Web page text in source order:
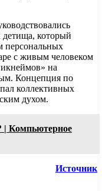
детища, который
персональных
с живым человеком
на
Концепция по
коллективных
духом.
| Компьютерное
Источник